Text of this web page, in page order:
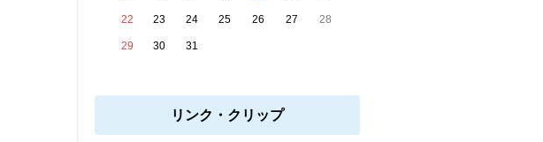
22 23 24 25 26 27 28
29 30 31
リンク・クリップ